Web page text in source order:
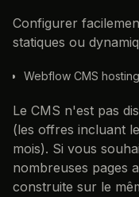
Configurer
statiques ou
Webflow CMS hosting
Le CMS n'est pas
(les offres incluant
mois). Si vous
nombreuses pages
construite sur le